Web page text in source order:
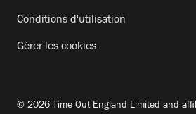
Conditions d'utilisation
Gérer les cookies
© 2026 Time Out England Limited and